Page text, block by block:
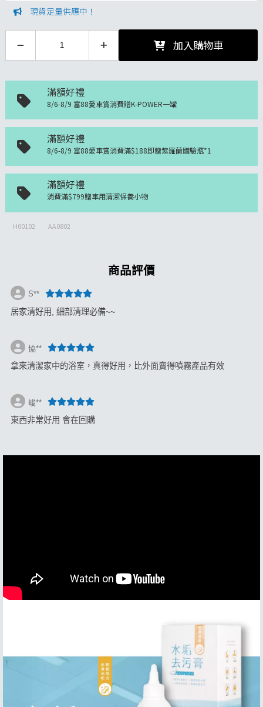
現貨足量供應中！
加入購物車
滿額好禮
8/6-8/9 富88愛車賞消費贈K-POWER一罐
滿額好禮
8/6-8/9 富88愛車賞消費滿$188即贈紫羅蘭體驗瓶*1
滿額好禮
消費滿$799贈車用清潔保養小物
H00102 AA0802
商品評價
S**
居家清好用, 細部清理必備~~
協**
拿來清潔家中的浴室，真得好用，比外面賣得噴霧產品有效
峻**
東西非常好用 會在回購